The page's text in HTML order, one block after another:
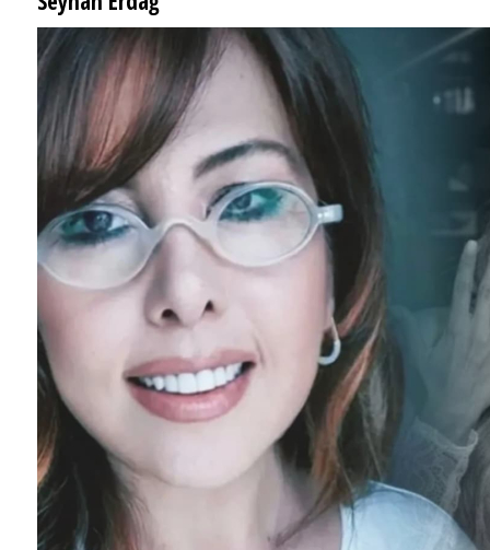
SEYHAN ERDAĞ YAZDI: Peki Mehmet Ali Erbil bu evliliği neden yaptı?